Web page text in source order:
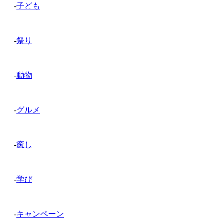
-子ども
-祭り
-動物
-グルメ
-癒し
-学び
-キャンペーン